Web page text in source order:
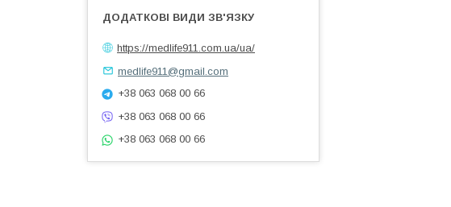
https://medlife911.com.ua/ua/
medlife911@gmail.com
+38 063 068 00 66
+38 063 068 00 66
+38 063 068 00 66